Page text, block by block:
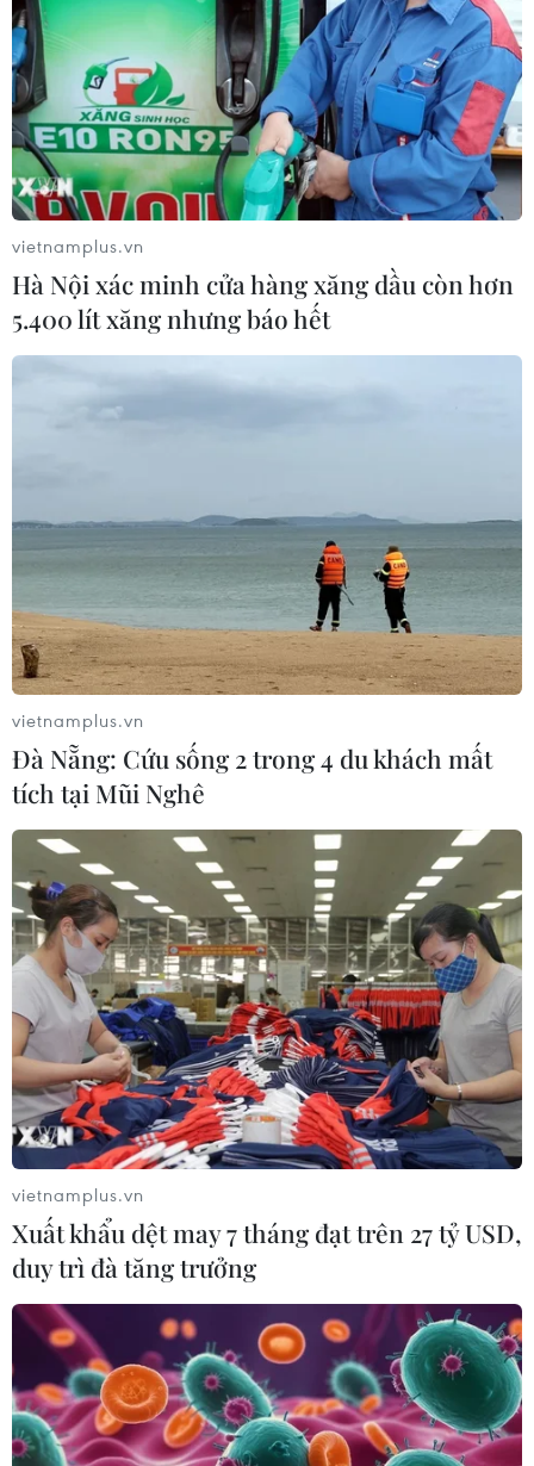
vietnamplus.vn
Hà Nội xác minh cửa hàng xăng dầu còn hơn
5.400 lít xăng nhưng báo hết
vietnamplus.vn
Đà Nẵng: Cứu sống 2 trong 4 du khách mất
tích tại Mũi Nghê
vietnamplus.vn
Xuất khẩu dệt may 7 tháng đạt trên 27 tỷ USD,
duy trì đà tăng trưởng